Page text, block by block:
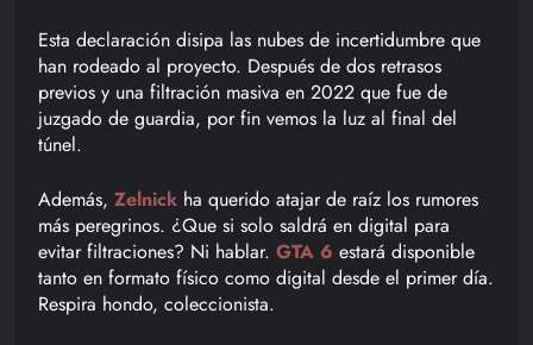
Esta declaración disipa las nubes de incertidumbre que
han rodeado al proyecto. Después de dos retrasos
previos y una filtración masiva en 2022 que fue de
juzgado de guardia, por fin vemos la luz al final del
túnel.
Además, Zelnick ha querido atajar de raíz los rumores
más peregrinos. ¿Que si solo saldrá en digital para
evitar filtraciones? Ni hablar. GTA 6 estará disponible
tanto en formato físico como digital desde el primer día.
Respira hondo, coleccionista.